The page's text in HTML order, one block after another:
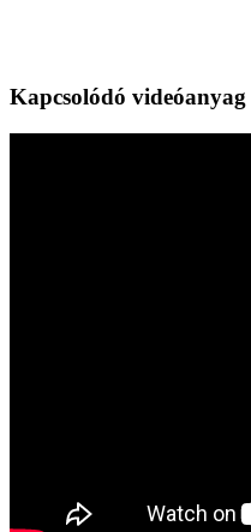
Kapcsolódó videóanyag